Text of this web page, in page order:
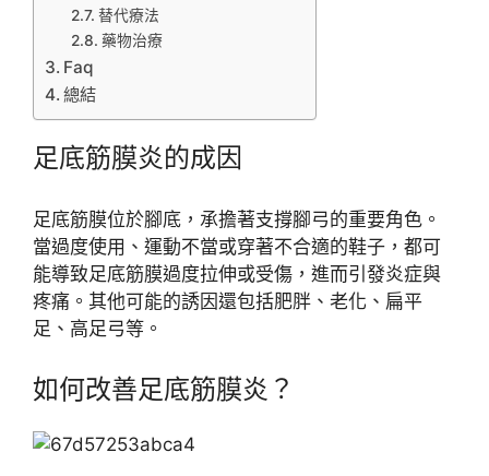
替代療法
藥物治療
Faq
總結
足底筋膜炎的成因
足底筋膜位於腳底，承擔著支撐腳弓的重要角色。
當過度使用、運動不當或穿著不合適的鞋子，都可
能導致足底筋膜過度拉伸或受傷，進而引發炎症與
疼痛。其他可能的誘因還包括肥胖、老化、扁平
足、高足弓等。
如何改善足底筋膜炎？